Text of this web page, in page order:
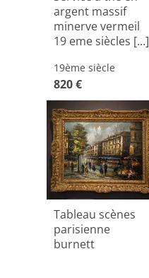
argent massif
minerve vermeil
19 eme siècles [...]
19ème siècle
820 €
Tableau scènes
parisienne
burnett